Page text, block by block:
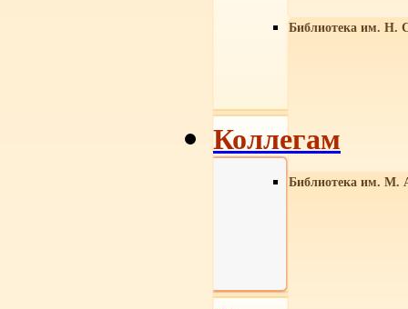
Библиотека им. Н.
Библиотека им. М.
Коллегам